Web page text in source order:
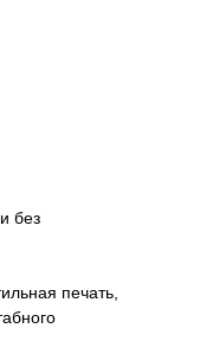
без
печать,